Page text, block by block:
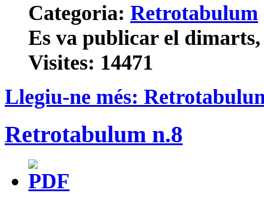
Categoria: Retrotabulum
Es va publicar el dimarts,
Visites: 14471
Llegiu-ne més:
Retrotabulum n.8